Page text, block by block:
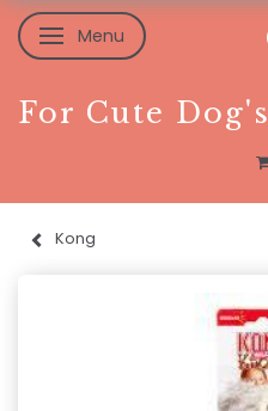
Skifte navigation
Menu
For Cute Dog's
Kong